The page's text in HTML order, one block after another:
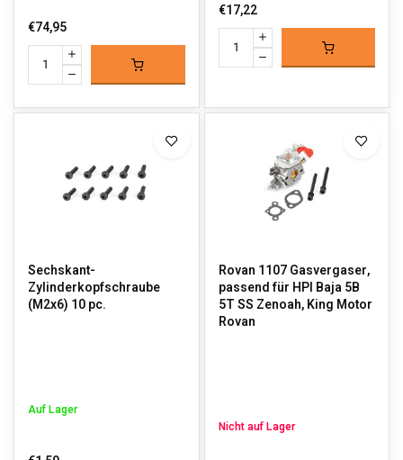
€74,95
€17,22
Sechskant-
Zylinderkopfschraube
(M2x6) 10 pc.
Auf Lager
Rovan 1107 Gasvergaser,
passend für HPI Baja 5B
5T SS Zenoah, King Motor
Rovan
Nicht auf Lager